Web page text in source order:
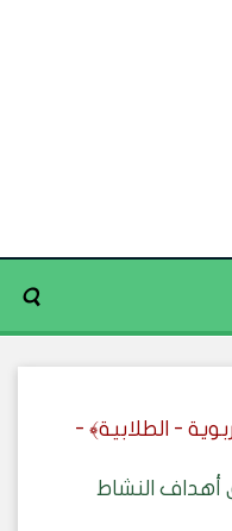
- الطلابية﴾ -
أهداف النشاط